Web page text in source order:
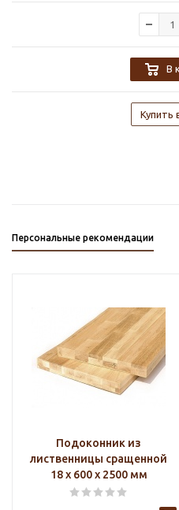
В
Купить
Персональные рекомендации
Подоконник из
лиственницы сращенной
18 х 600 х 2500 мм